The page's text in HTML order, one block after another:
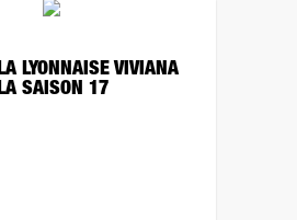
LYONNAISE VIVIANA
SAISON 17